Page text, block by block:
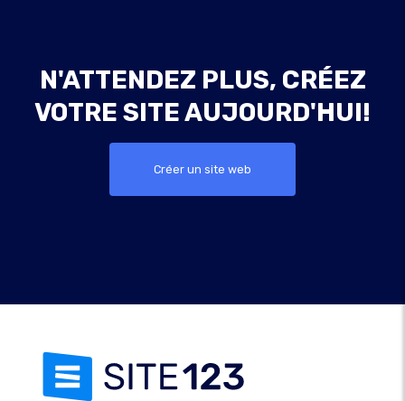
N'ATTENDEZ PLUS, CRÉEZ
VOTRE SITE AUJOURD'HUI!
Créer un site web